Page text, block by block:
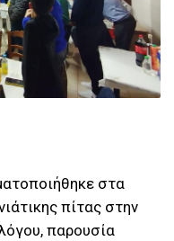
στα
πίτας στην
παρουσία